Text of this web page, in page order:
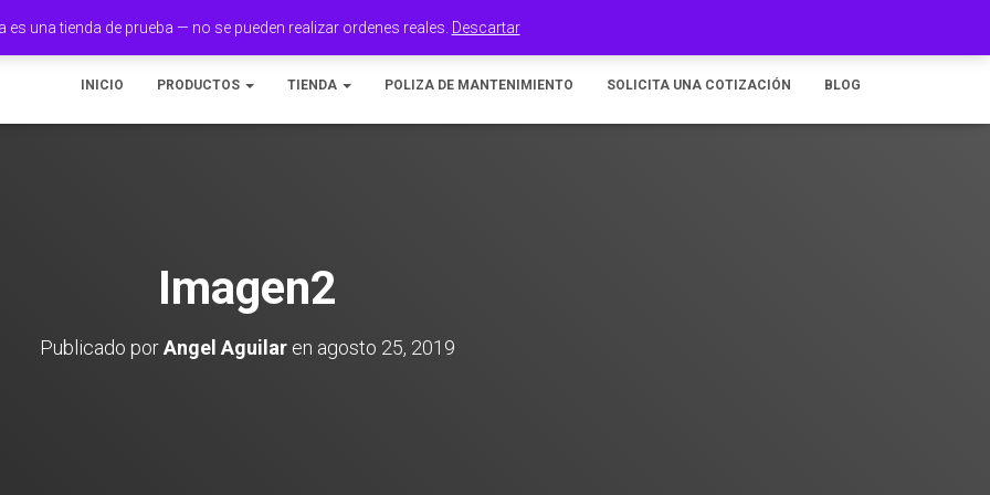
es una tienda de prueba — no se pueden realizar ordenes reales. Descartar
INICIO PRODUCTOS TIENDA POLIZA DE MANTENIMIENTO SOLICITA UNA COTIZACIÓN BLOG
Imagen2
Publicado porAngel Aguilar en agosto 25, 2019